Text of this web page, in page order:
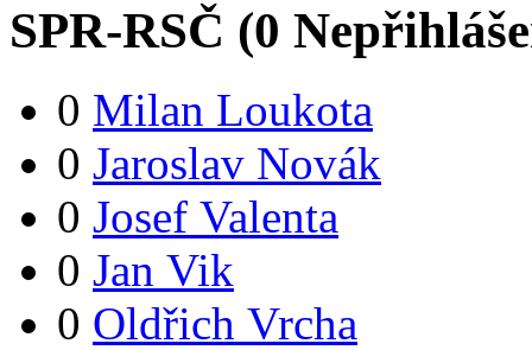
SPR-RSČ (0
0 Milan Loukota
0 Jaroslav Novák
0 Josef Valenta
0 Jan Vik
0 Oldřich Vrcha